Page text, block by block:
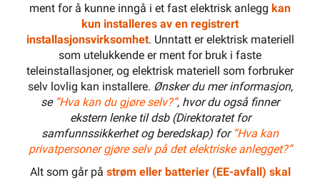
ment for å kunne inngå i et fast elektrisk anlegg kan
kun installeres av en registrert
installasjonsvirksomhet. Unntatt er elektrisk materiell
som utelukkende er ment for bruk i faste
teleinstallasjoner, og elektrisk materiell som forbruker
selv lovlig kan installere. Ønsker du mer informasjon,
se ”Hva kan du gjøre selv?”, hvor du også finner
ekstern lenke til dsb (Direktoratet for
samfunnssikkerhet og beredskap) for “Hva kan
privatpersoner gjøre selv på det elektriske anlegget?”
Alt som går på strøm eller batterier (EE-avfall) skal